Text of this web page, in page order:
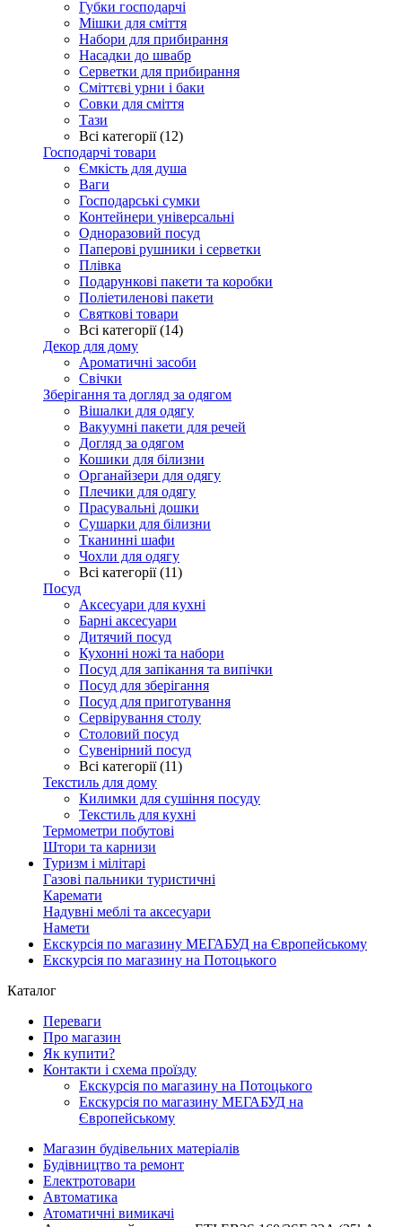
Губки господарчі
Мішки для сміття
Набори для прибирання
Насадки до швабр
Серветки для прибирання
Сміттєві урни і баки
Совки для сміття
Тази
Всі категорії (12)
Господарчі товари
Ємкість для душа
Ваги
Господарські сумки
Контейнери універсальні
Одноразовий посуд
Паперові рушники і серветки
Плівка
Подарункові пакети та коробки
Поліетиленові пакети
Святкові товари
Всі категорії (14)
Декор для дому
Ароматичні засоби
Свічки
Зберігання та догляд за одягом
Вішалки для одягу
Вакуумні пакети для речей
Догляд за одягом
Кошики для білизни
Органайзери для одягу
Плечики для одягу
Прасувальні дошки
Сушарки для білизни
Тканинні шафи
Чохли для одягу
Всі категорії (11)
Посуд
Аксесуари для кухні
Барні аксесуари
Дитячий посуд
Кухонні ножі та набори
Посуд для запікання та випічки
Посуд для зберігання
Посуд для приготування
Сервірування столу
Столовий посуд
Сувенірний посуд
Всі категорії (11)
Текстиль для дому
Килимки для сушіння посуду
Текстиль для кухні
Термометри побутові
Штори та карнизи
Туризм і мілітарі
Газові пальники туристичні
Каремати
Надувні меблі та аксесуари
Намети
Екскурсія по магазину МЕГАБУД на Європейському
Екскурсія по магазину на Потоцького
Каталог
Переваги
Про магазин
Як купити?
Контакти і схема проїзду
Екскурсія по магазину на Потоцького
Екскурсія по магазину МЕГАБУД на
Європейському
Магазин будівельних матеріалів
Будівництво та ремонт
Електротовари
Автоматика
Атоматичні вимикачі